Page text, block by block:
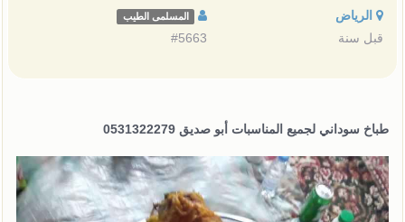
الرياض المسلمى الطيب
قبل سنة #5663
طباخ سوداني لجميع المناسبات أبو صديق 0531322279